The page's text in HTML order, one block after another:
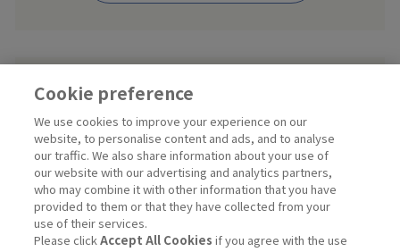
プライバシーポリシー
会員規約 の取り扱いに同意する
※ Kiraliaきらりの利用に関する契約はお客様と花王プロフェッ
ショナル・サービス株式会社との間で締結されます。
尚、本サービスの提供は花王プロフェッショナル・サービス株式
会社からキラリアハイジーン株式会社に再委託いたします。
Cookie preference
We use cookies to improve your experience on our
website, to personalise content and ads, and to analyse
our traffic. We also share information about your use of
our website with our advertising and analytics partners,
who may combine it with other information that you have
provided to them or that they have collected from your
use of their services.
Please clickAccept All Cookies if you agree with the use